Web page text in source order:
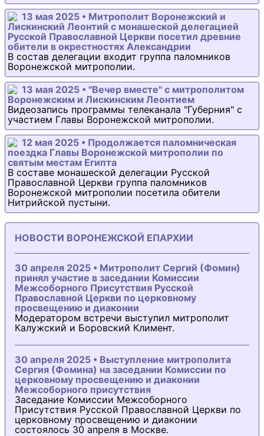
13 мая 2025 • Митрополит Воронежский и
Лискинский Леонтий с монашеской делегацией
Русской Православной Церкви посетил древние
обители в окрестностях Александрии
В состав делегации входит группа паломников
Воронежской митрополии.
13 мая 2025 • "Вечер вместе" с митрополитом
Воронежским и Лискинским Леонтием
Видеозапись программы телеканала "Губерния" с
участием Главы Воронежской митрополии.
12 мая 2025 • Продолжается паломническая
поездка Главы Воронежской митрополии по
святым местам Египта
В составе монашеской делегации Русской
Православной Церкви группа паломников
Воронежской митрополии посетила обители
Нитрийской пустыни.
НОВОСТИ ВОРОНЕЖСКОЙ ЕПАРХИИ
30 апреля 2025 • Митрополит Сергий (Фомин)
принял участие в заседании Комиссии
Межсоборного Присутствия Русской
Православной Церкви по церковному
просвещению и диаконии
Модератором встречи выступил митрополит
Калужский и Боровский Климент.
30 апреля 2025 • Выступление митрополита
Сергия (Фомина) на заседании Комиссии по
церковному просвещению и диаконии
Межсоборного присутствия
Заседание Комиссии Межсоборного
Присутствия Русской Православной Церкви по
церковному просвещению и диаконии
состоялось 30 апреля в Москве.